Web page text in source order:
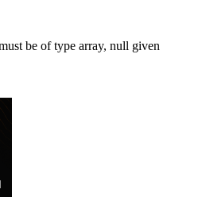
be of type array, null given